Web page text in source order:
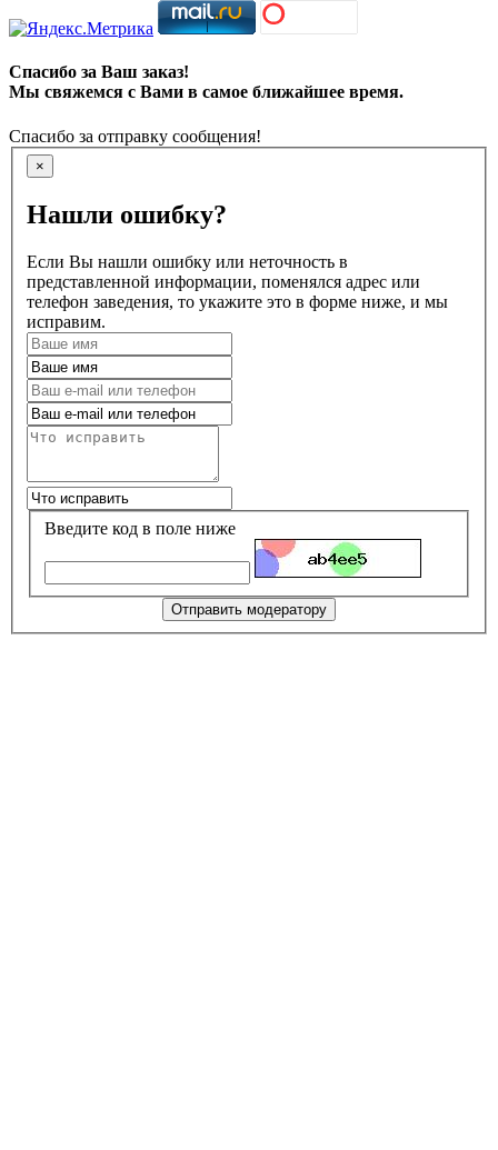
Спасибо за Ваш заказ!
Мы свяжемся с Вами в самое ближайшее время.
Спасибо за отправку сообщения!
×
Нашли ошибку?
Если Вы нашли ошибку или неточность в
представленной информации, поменялся адрес или
телефон заведения, то укажите это в форме ниже, и мы
исправим.
Введите код в поле ниже
Отправить модератору